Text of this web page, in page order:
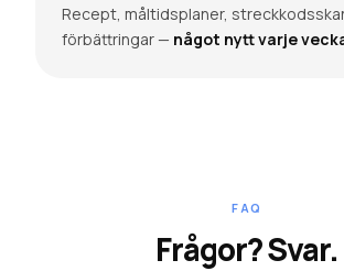
Recept, måltidsplaner,
förbättringar — något nytt varje
FAQ
Frågor?Svar.